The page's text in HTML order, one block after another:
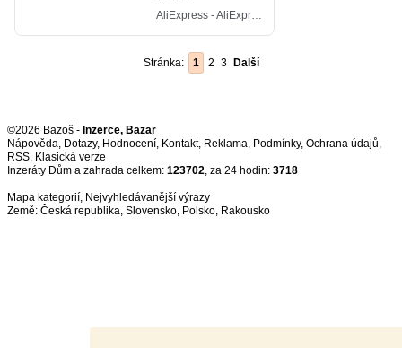
Stránka: 1 2 3 Další
©2026 Bazoš - Inzerce, Bazar
Nápověda, Dotazy, Hodnocení, Kontakt, Reklama, Podmínky, Ochrana údajů,
RSS,
Inzeráty Dům a zahrada celkem: 123702, za 24 hodin: 3718
Mapa kategorií, Nejvyhledávanější výrazy
Země: Česká republika, Slovensko, Polsko, Rakousko